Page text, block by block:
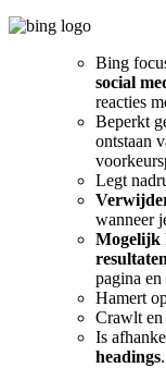
Bing
social
reacties
Beperkt
ontstaan
Legt
wanneer
Mogelijk
resultaten
pagina
Hamert
Crawlt
Is
headings.